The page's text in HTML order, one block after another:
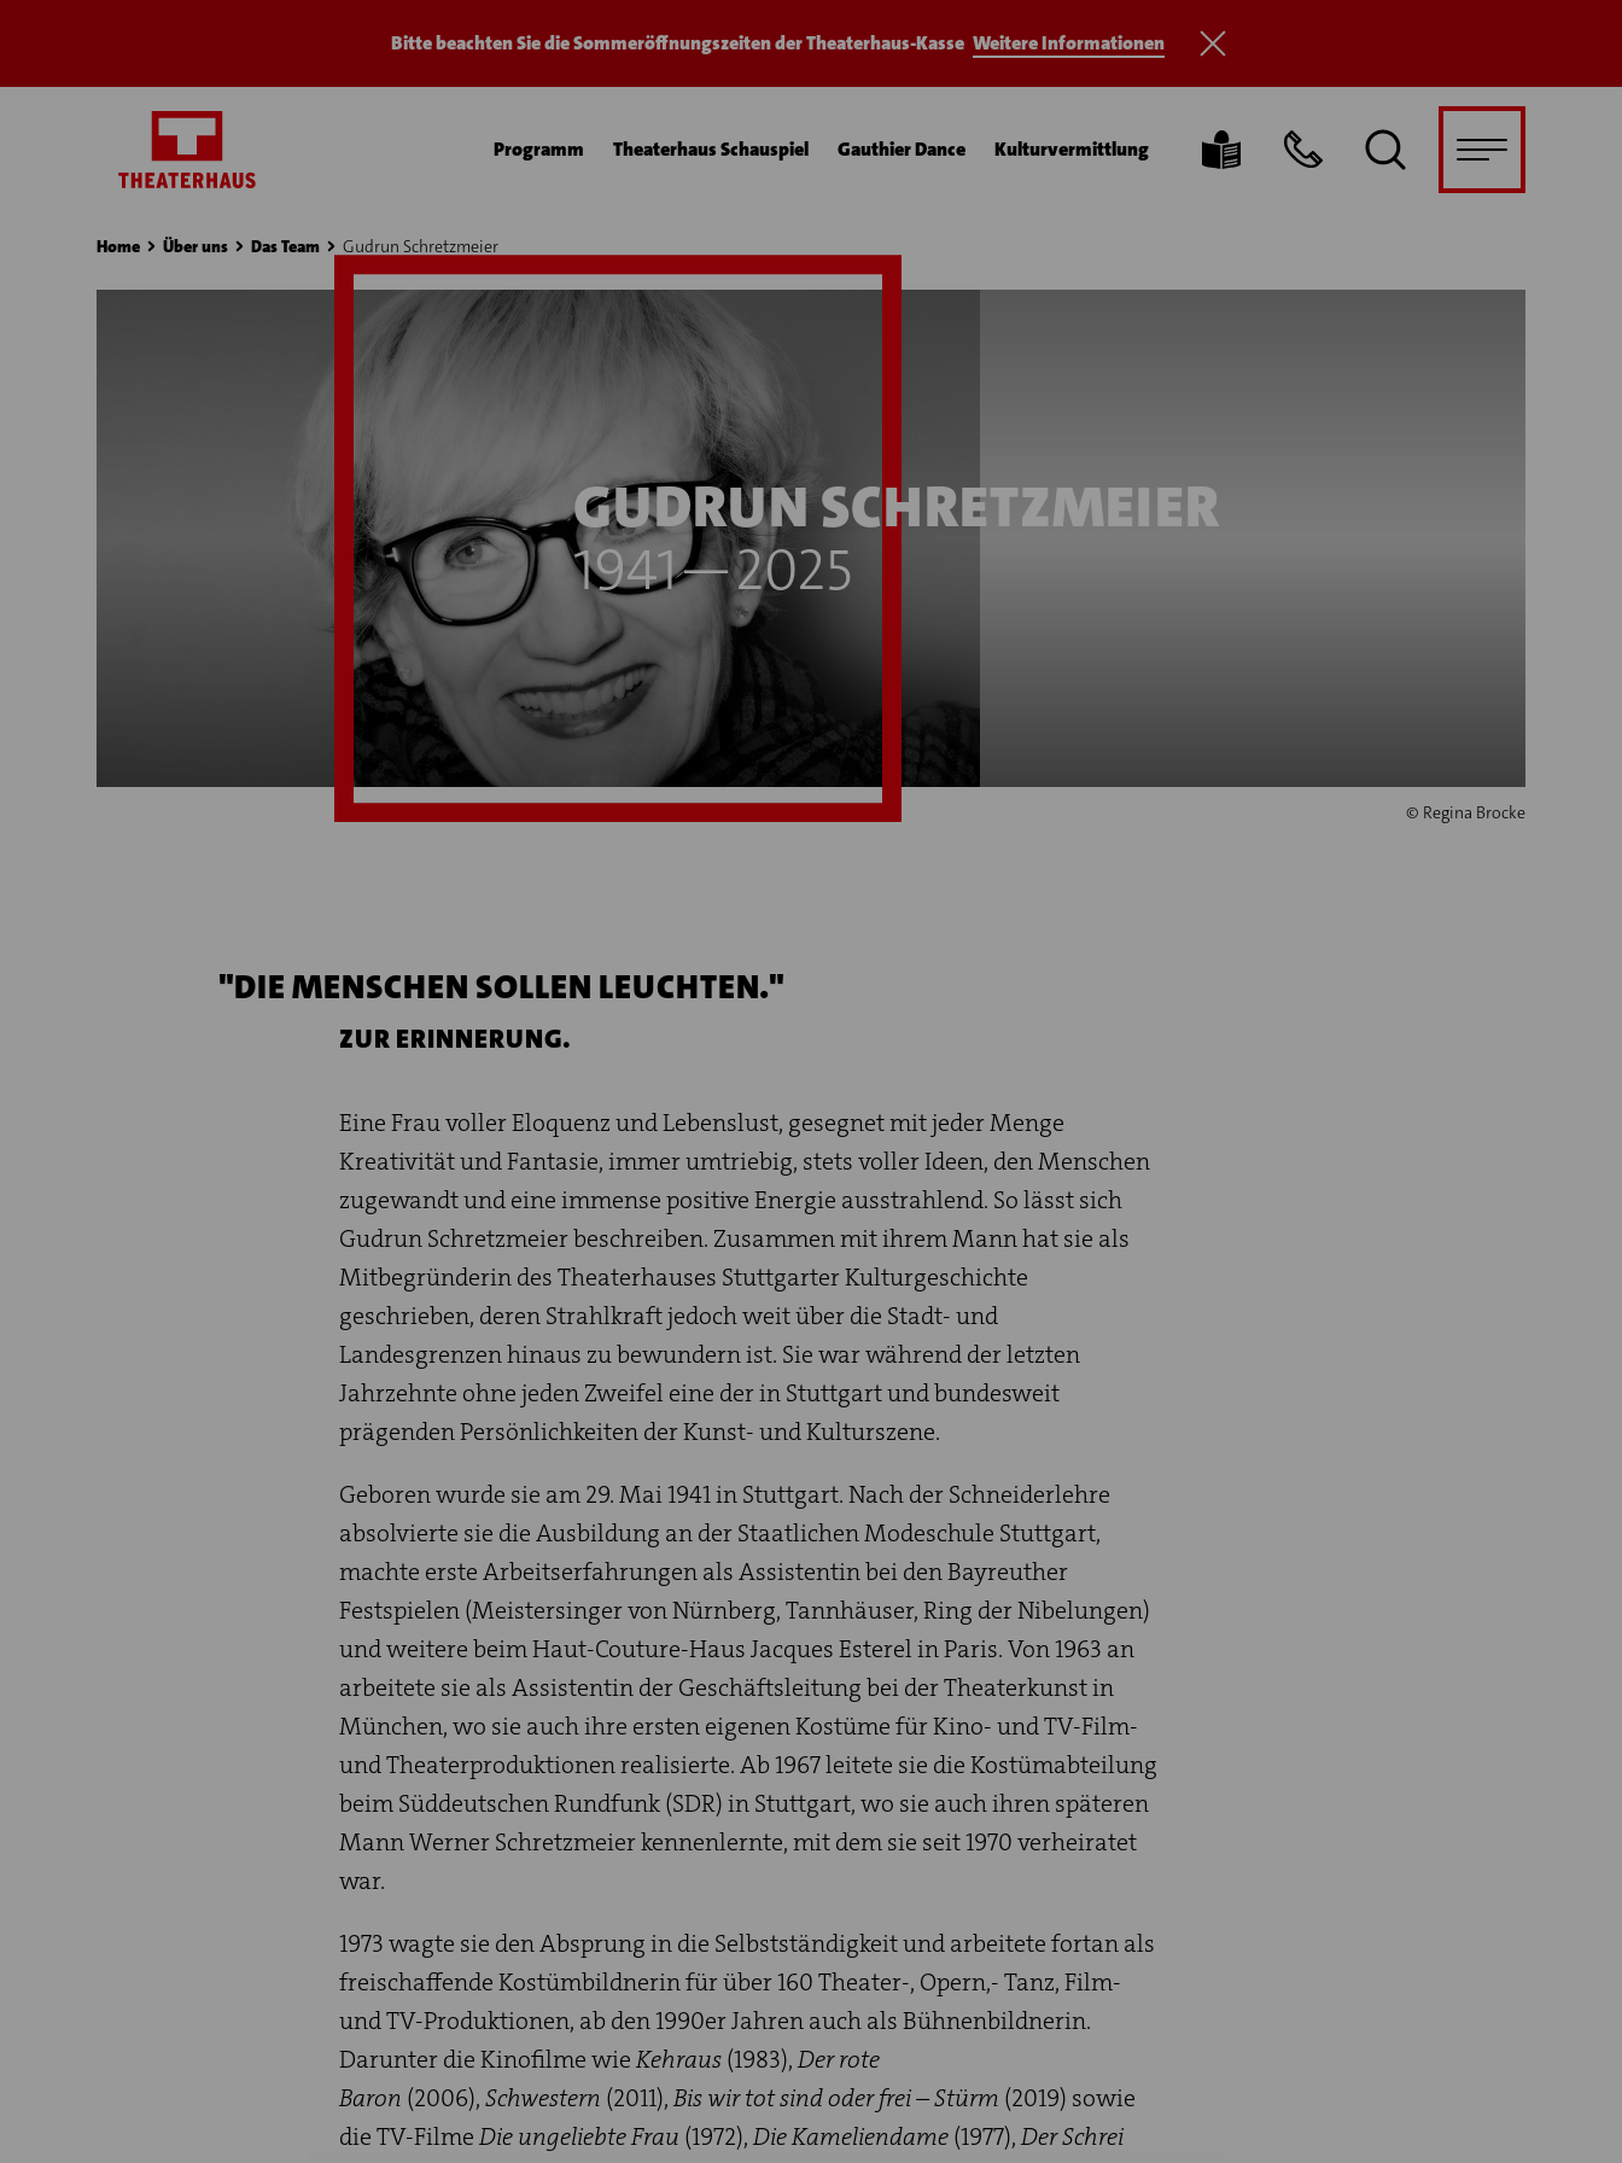
Bitte beachten Sie die Sommeröffnungszeiten der Theaterhaus-Kasse Weitere Informationen
Programm Theaterhaus Schauspiel Gauthier Dance Kulturvermittlung
Home
› Über uns
› Das Team
› Gudrun Schretzmeier
›
GUDRUN SCHRETZMEIER
1941—2025
© Regina Brocke
"DIE MENSCHEN SOLLEN LEUCHTEN."
ZUR ERINNERUNG.
Eine Frau voller Eloquenz und Lebenslust, gesegnet mit jeder Menge
Kreativität und Fantasie, immer umtriebig, stets voller Ideen, den Menschen
zugewandt und eine immense positive Energie ausstrahlend. So lässt sich
Gudrun Schretzmeier beschreiben. Zusammen mit ihrem Mann hat sie als
Mitbegründerin des Theaterhauses Stuttgarter Kulturgeschichte
geschrieben, deren Strahlkraft jedoch weit über die Stadt- und
Landesgrenzen hinaus zu bewundern ist. Sie war während der letzten
Jahrzehnte ohne jeden Zweifel eine der in Stuttgart und bundesweit
prägenden Persönlichkeiten der Kunst- und Kulturszene.
Geboren wurde sie am 29. Mai 1941 in Stuttgart. Nach der Schneiderlehre
absolvierte sie die Ausbildung an der Staatlichen Modeschule Stuttgart,
machte erste Arbeitserfahrungen als Assistentin bei den Bayreuther
Festspielen (Meistersinger von Nürnberg, Tannhäuser, Ring der Nibelungen)
und weitere beim Haut-Couture-Haus Jacques Esterel in Paris. Von 1963 an
arbeitete sie als Assistentin der Geschäftsleitung bei der Theaterkunst in
München, wo sie auch ihre ersten eigenen Kostüme für Kino- und TV-Film-
und Theaterproduktionen realisierte. Ab 1967 leitete sie die Kostümabteilung
beim Süddeutschen Rundfunk (SDR) in Stuttgart, wo sie auch ihren späteren
Mann Werner Schretzmeier kennenlernte, mit dem sie seit 1970 verheiratet
war.
1973 wagte sie den Absprung in die Selbstständigkeit und arbeitete fortan als
freischaffende Kostümbildnerin für über 160 Theater-, Opern,- Tanz, Film-
und TV-Produktionen, ab den 1990er Jahren auch als Bühnenbildnerin.
Darunter die Kinofilme wieKehraus(1983),Der rote
Baron (2006),Schwestern (2011),Bis wir tot sind oder frei – Stürm (2019) sowie
die TV-FilmeDie ungeliebte Frau (1972),Die Kameliendame(1977),Der Schrei